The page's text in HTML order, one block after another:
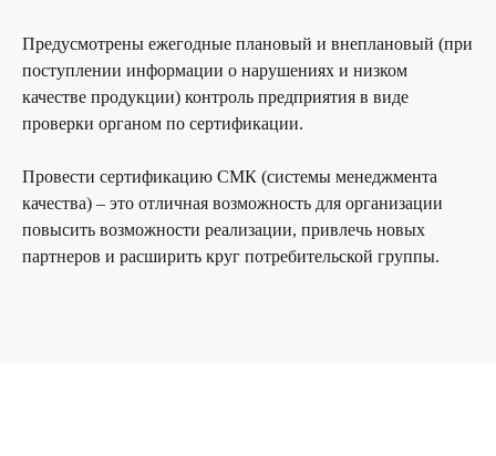
Предусмотрены ежегодные плановый и внеплановый (при
поступлении информации о нарушениях и низком
качестве продукции) контроль предприятия в виде
проверки органом по сертификации.
Провести сертификацию СМК (системы менеджмента
качества) – это отличная возможность для организации
повысить возможности реализации, привлечь новых
партнеров и расширить круг потребительской группы.
Я согласен (на) с условиямиполитики
конфиденциальностииобработку персональных
данных
выгодный порядок сертификации, с учетом
особенностей вашей продукции.